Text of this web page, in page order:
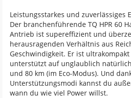
Leistungsstarkes und zuverlässiges
Der branchenführende TQ HPR 60
Antrieb ist supereffizient und
herausragenden Verhältnis aus
Geschwindigkeit. Er ist
unterstützt auf unglaublich
und 80 km (im Eco-Modus). Und
Unterstützungsmodi kannst du
wann du wie viel Power willst.